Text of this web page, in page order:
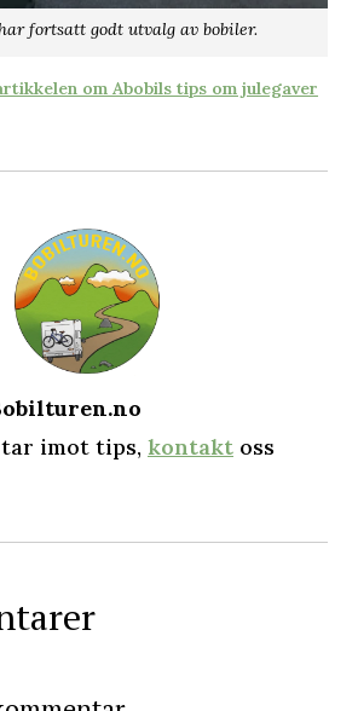
fortsatt godt utvalg av bobiler.
om Abobils tips om julegaver
imot tips, kontakt oss